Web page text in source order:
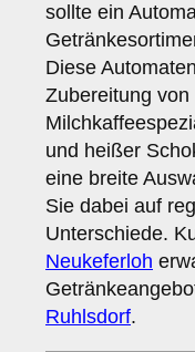
sollte ein
Diese
Zubereitung von
und heißer
eine breite
Sie dabei auf
Unterschiede.
Neukeferloh
Ruhlsdorf.